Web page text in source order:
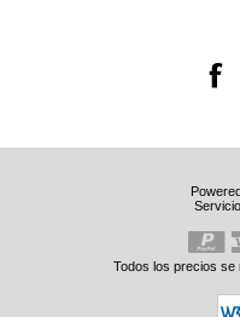
Todos los precios se